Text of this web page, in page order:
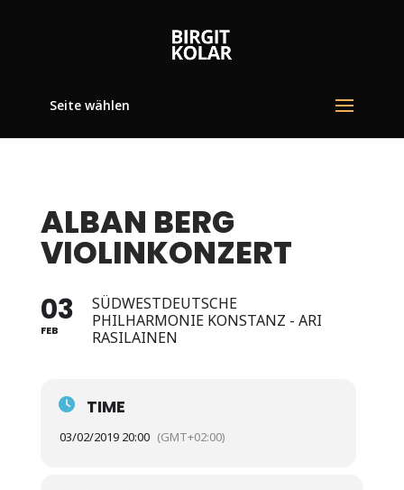
Seite wählen
ALBAN BERG
VIOLINKONZERT
03
FEB
SÜDWESTDEUTSCHE
PHILHARMONIE KONSTANZ - ARI
RASILAINEN
TIME
03/02/2019 20:00 (GMT+02:00)